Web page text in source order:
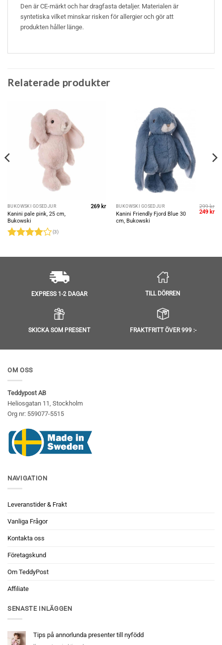
Den är CE-märkt och har dragfasta detaljer. Materialen är
syntetiska vilket minskar risken för allergier och gör att
produkten håller länge.
Relaterade produkter
BUKOWSKI GOSEDJUR
Kanini pale pink, 25 cm,
Bukowski
(3)
269kr BUKOWSKI GOSEDJUR
Kanini Friendly Fjord Blue 30
cm, Bukowski
299kr
Det
249kr
EXPRESS 1-2 DAGAR TILL DÖRREN
SKICKA SOM PRESENT FRAKTFRITT ÖVER 999 :-
OM OSS
Teddypost AB
Heliosgatan 11, Stockholm
Org nr: 559077-5515
NAVIGATION
Leveranstider & Frakt
Vanliga Frågor
Kontakta oss
Företagskund
Om TeddyPost
Affiliate
SENASTE INLÄGGEN
Tips på annorlunda presenter till nyfödd